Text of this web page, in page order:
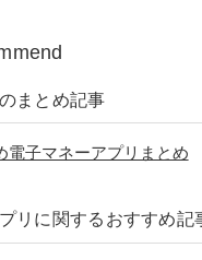
まとめ記事
電子マネーアプリまとめ
リに関するおすすめ記